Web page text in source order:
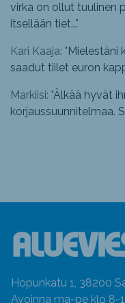
virka on ollut tuulinen
itsellään tiet..."
Kari Kaaja: "Mielestäni
saadut tiilet euron
Markiisi: "Älkää hyvät
korjaussuunnitelmaa.
Hopunkatu 1, 38200
Avoinna ma-pe klo 8-